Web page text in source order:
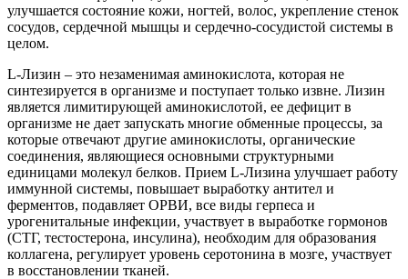
улучшается состояние кожи, ногтей, волос, укрепление стенок
сосудов, сердечной мышцы и сердечно-сосудистой системы в
целом.
L-Лизин – это незаменимая аминокислота, которая не
синтезируется в организме и поступает только извне. Лизин
является лимитирующей аминокислотой, ее дефицит в
организме не дает запускать многие обменные процессы, за
которые отвечают другие аминокислоты, органические
соединения, являющиеся основными структурными
единицами молекул белков. Прием L-Лизина улучшает работу
иммунной системы, повышает выработку антител и
ферментов, подавляет ОРВИ, все виды герпеса и
урогенитальные инфекции, участвует в выработке гормонов
(СТГ, тестостерона, инсулина), необходим для образования
коллагена, регулирует уровень серотонина в мозге, участвует
в восстановлении тканей.